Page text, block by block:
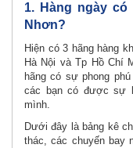
1. Hàng ngày
Nhơn?
Hiện có 3 hãng hàng
Hà Nội và Tp Hồ Chí
hãng có sự phong
các bạn có được sự
mình.
Dưới đây là bảng kê
thác, các chuyến bay